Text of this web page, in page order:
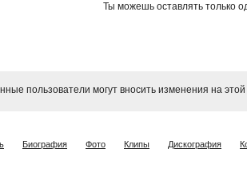
Ты можешь оставлять только
пользователи могут вносить изменения на
Биография Фото Клипы Дискография